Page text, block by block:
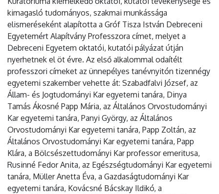
kimagasló tudományos, szakmai munkássága
elismeréseként alapította a Gróf Tisza István Debreceni
Egyetemért Alapítvány Professzora címet, melyet a
Debreceni Egyetem oktatói, kutatói pályázat útján
nyerhetnek el öt évre. Az első alkalommal odaítélt
professzori címeket az ünnepélyes tanévnyitón tizennégy
egyetemi szakember vehette át: Szabadfalvi József, az
Állam- és Jogtudományi Kar egyetemi tanára, Dinya
Tamás Ákosné Papp Mária, az Általános Orvostudományi
Kar egyetemi tanára, Panyi György, az Általános
Orvostudományi Kar egyetemi tanára, Papp Zoltán, az
Általános Orvostudományi Kar egyetemi tanára, Papp
Klára, a Bölcsészettudományi Kar professor emeritusa,
Rusinné Fedor Anita, az Egészségtudományi Kar egyetemi
tanára, Müller Anetta Éva, a Gazdaságtudományi Kar
egyetemi tanára, Kovácsné Bácskay Ildikó, a